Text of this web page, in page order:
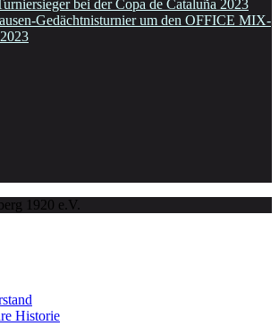
bei der Copa de Cataluña 2023
Gedächtnisturnier um den OFFICE MIX-
1920 e.V.
Historie